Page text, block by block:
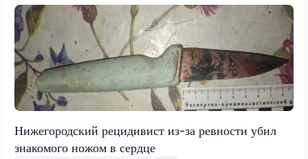
Нижегородский рецидивист из-за ревности убил
знакомого ножом в сердце